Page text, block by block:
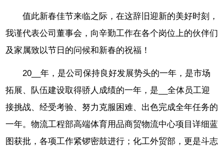
值此新春佳节来临之际，在这辞旧迎新的美好时刻，
我谨代表公司董事会，向辛勤工作在各个岗位上的伙伴们
及家属致以节日的问候和新春的祝福！
20__年，是公司保持良好发展势头的一年，是市场
拓展、队伍建设取得骄人成绩的一年，是__全体员工迎
接挑战、经受考验、努力克服困难、出色完成全年任务的
一年。物流工程部高端体育用品商贸物流中心项目详细蓝
图获批，各项工作紧锣密鼓进行；化工外贸部，更是斗志